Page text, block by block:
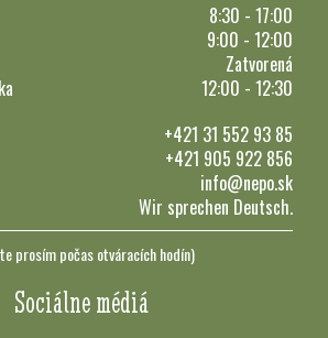
8:30 - 17:00
9:00 - 12:00
Zatvorená
12:00 - 12:30
+421 31 552 93 85
+421 905 922 856
info@nepo.sk
Wir sprechen Deutsch.
prosím počas otváracích hodín)
Sociálne médiá